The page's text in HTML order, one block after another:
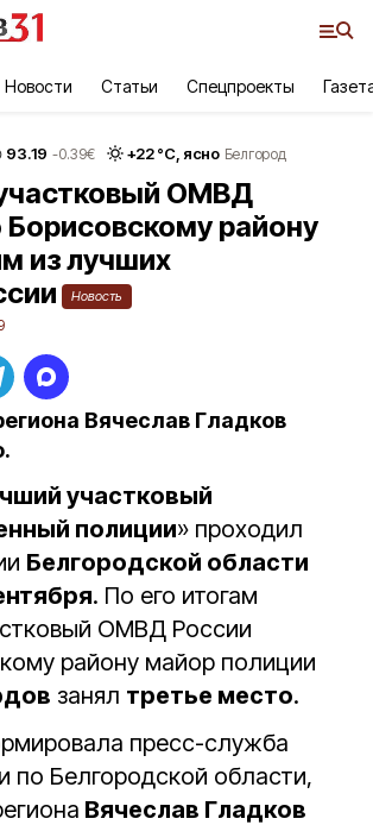
Новости Статьи Спецпроекты
93.19 -0.39€ +22°С, ясно Белгород
ОМВД
Борисовскому району
из лучших
Новость
Вячеслав Гладков
участковый
полиции» проходил
Белгородской области
. По его итогам
ОМВД России
району майор полиции
занял третье место.
пресс-служба
Белгородской области,
Вячеслав Гладков